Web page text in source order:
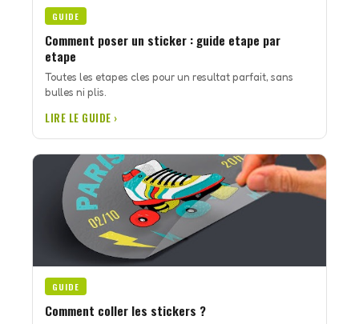
GUIDE
Comment poser un sticker : guide etape par
etape
Toutes les etapes cles pour un resultat parfait, sans
bulles ni plis.
LIRE LE GUIDE ›
GUIDE
Comment coller les stickers ?